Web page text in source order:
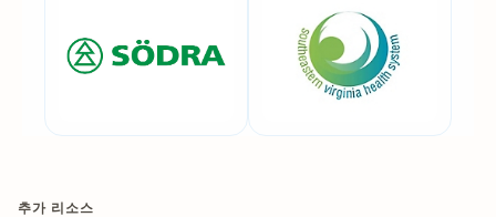
추가 리소스